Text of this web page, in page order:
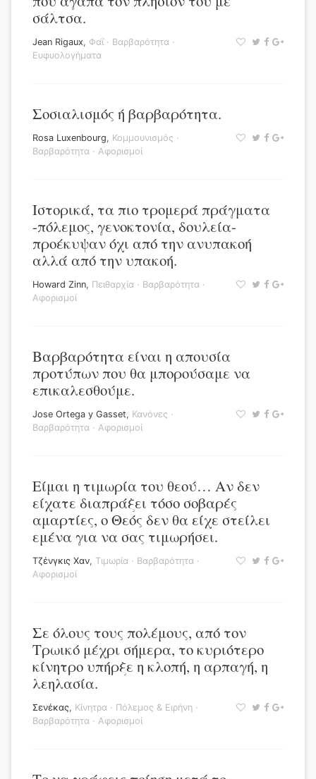
σάλτσα.
Jean Rigaux, Φαΐ· Βαρβαρότητα ·
Ευφυολογήματα
Σοσιαλισμός ή βαρβαρότητα.
Rosa Luxenbourg, Κομμουνισμός ·
Βαρβαρότητα · Αφορισμοί
Ιστορικά, τα πιο τρομερά πράγματα
-πόλεμος, γενοκτονία, δουλεία-
προέκυψαν όχι από την ανυπακοή
αλλά από την υπακοή.
Howard Zinn, Πειθαρχία · Βαρβαρότητα ·
Αφορισμοί
Βαρβαρότητα είναι η απουσία
προτύπων που θα μπορούσαμε να
επικαλεσθούμε.
Jose Ortega y Gasset, Κανόνες ·
Βαρβαρότητα · Αφορισμοί
Είμαι η τιμωρία του θεού… Αν δεν
είχατε διαπράξει τόσο σοβαρές
αμαρτίες, ο Θεός δεν θα είχε στείλει
εμένα για να σας τιμωρήσει.
Τζένγκις Χαν, Τιμωρία · Βαρβαρότητα ·
Αφορισμοί
Σε όλους τους πολέμους, από τον
Τρωικό μέχρι σήμερα, το κυριότερο
κίνητρο υπήρξε η κλοπή, η αρπαγή, η
λεηλασία.
Σενέκας, Κίνητρα · Πόλεμος & Ειρήνη ·
Βαρβαρότητα · Αφορισμοί